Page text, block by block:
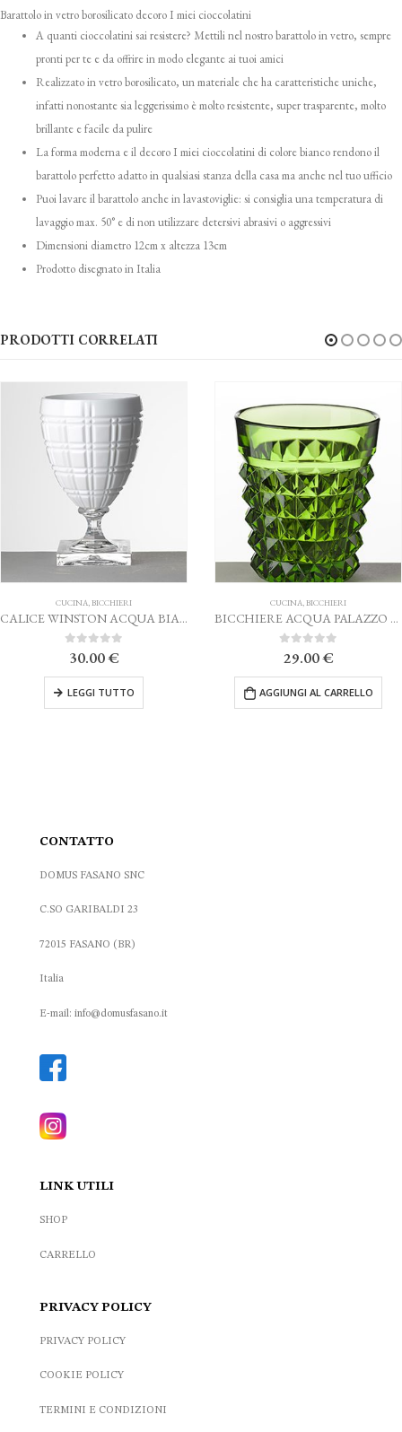
Barattolo in vetro borosilicato decoro I miei cioccolatini
A quanti cioccolatini sai resistere? Mettili nel nostro barattolo in vetro, sempre
pronti per te e da offrire in modo elegante ai tuoi amici
Realizzato in vetro borosilicato, un materiale che ha caratteristiche uniche,
infatti nonostante sia leggerissimo è molto resistente, super trasparente, molto
brillante e facile da pulire
La forma moderna e il decoro I miei cioccolatini di colore bianco rendono il
barattolo perfetto adatto in qualsiasi stanza della casa ma anche nel tuo ufficio
Puoi lavare il barattolo anche in lavastoviglie: si consiglia una temperatura di
lavaggio max. 50° e di non utilizzare detersivi abrasivi o aggressivi
Dimensioni diametro 12cm x altezza 13cm
Prodotto disegnato in Italia
PRODOTTI CORRELATI
CALICE WINSTON ACQUA BIANCO MARIO LUCA GIUSTI
CUCINA,BICCHIERI
BICCHIERE ACQUA PALAZZO VERDE MARIO LUCA GIUSTI
0 Su 5
29.00
AGGIUNGI AL CARRELLO
CUCINA,BICCHIERI
0 Su 5
20.00
LEGGI TUTTO
CONTATTO
DOMUS FASANO SNC
C.SO GARIBALDI 23
72015 FASANO (BR)
Italia
E-mail: info@domusfasano.it
LINK UTILI
SHOP
CARRELLO
PRIVACY POLICY
PRIVACY POLICY
COOKIE POLICY
TERMINI E CONDIZIONI